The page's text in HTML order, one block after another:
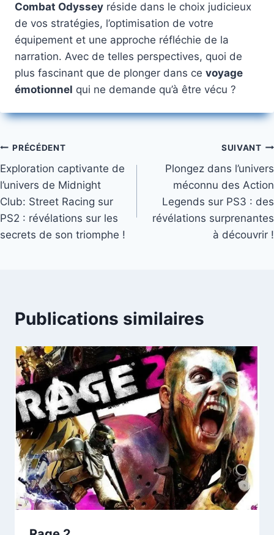
Combat Odyssey réside dans le choix judicieux
de vos stratégies, l’optimisation de votre
équipement et une approche réfléchie de la
narration. Avec de telles perspectives, quoi de
plus fascinant que de plonger dans ce voyage
émotionnel qui ne demande qu’à être vécu ?
Navigation
de
l’article
PRÉCÉDENT
Exploration captivante de
l’univers de Midnight
Club: Street Racing sur
PS2 : révélations sur les
secrets de son triomphe !
SUIVANT
Plongez dans l’univers
méconnu des Action
Legends sur PS3 : des
révélations surprenantes
à découvrir !
Publications similaires